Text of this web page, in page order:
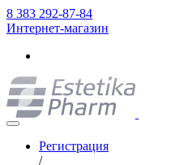
8 383 292-87-84
Интернет-магазин
Регистрация
/